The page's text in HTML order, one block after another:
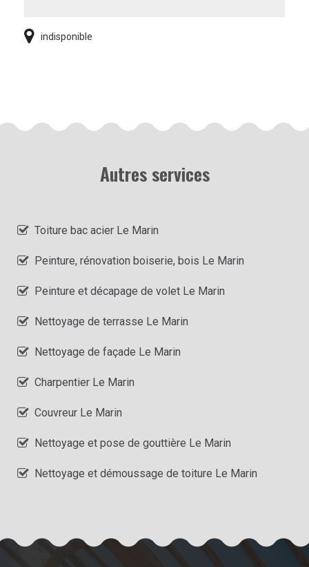
indisponible
Autres services
Toiture bac acier Le Marin
Peinture, rénovation boiserie, bois Le Marin
Peinture et décapage de volet Le Marin
Nettoyage de terrasse Le Marin
Nettoyage de façade Le Marin
Charpentier Le Marin
Couvreur Le Marin
Nettoyage et pose de gouttière Le Marin
Nettoyage et démoussage de toiture Le Marin